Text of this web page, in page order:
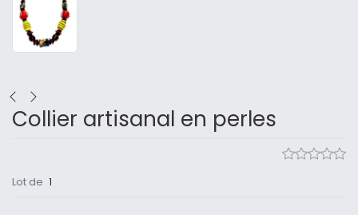
Collier artisanal en perles
Lot de 1